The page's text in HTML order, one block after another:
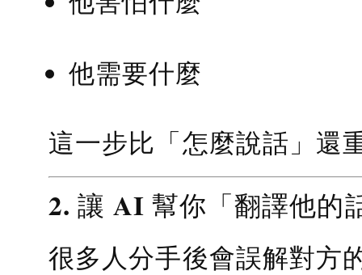
他需要什麼
這一步比「怎麼說話」還
2. 讓 AI 幫你「翻譯他的
很多人分手後會誤解對方